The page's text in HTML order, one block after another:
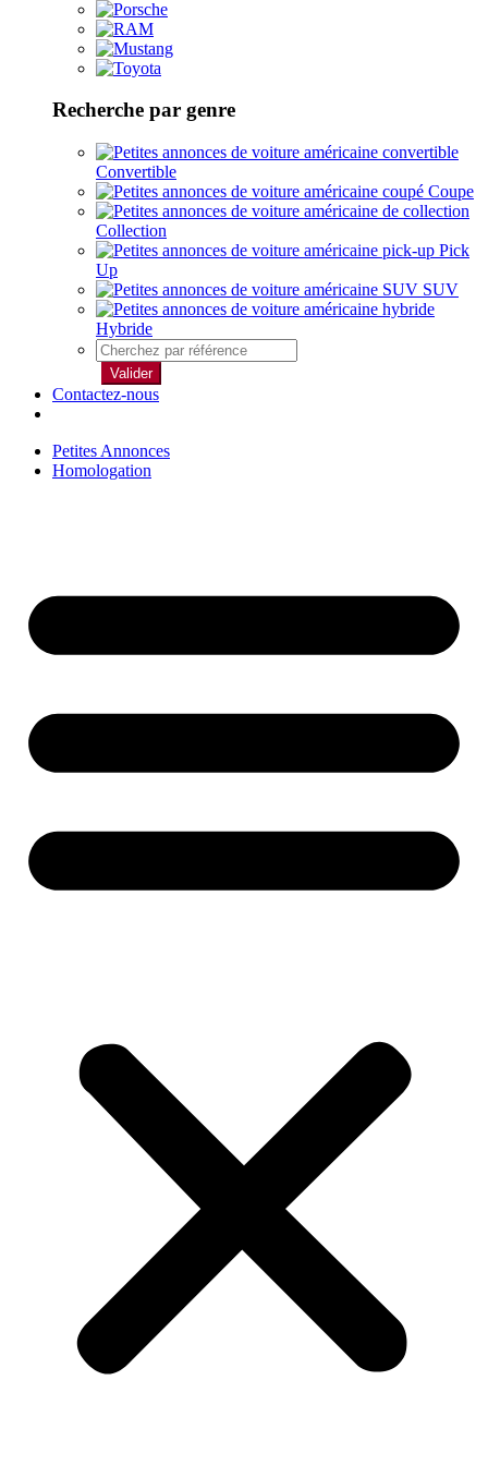
Recherche par genre
Convertible
Coupe
Collection
Pick
Up
SUV
Hybride
Valider
Contactez-nous
Petites Annonces
Homologation